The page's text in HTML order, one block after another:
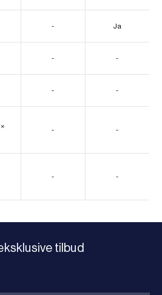
- Ja
- -
- -
- -
- -
tilbud